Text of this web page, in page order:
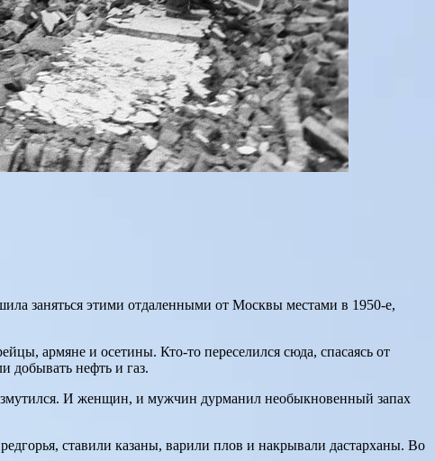
заняться этими отдаленными от Москвы местами в 1950-е,
армяне и осетины. Кто-то переселился сюда, спасаясь от
добывать нефть и газ.
И женщин, и мужчин дурманил необыкновенный запах
ставили казаны, варили плов и накрывали дастарханы. Во